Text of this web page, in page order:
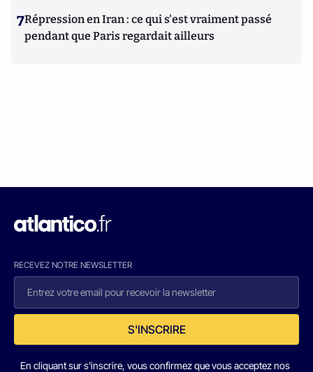
7Répression en Iran : ce qui s'est vraiment passé
pendant que Paris regardait ailleurs
RECEVEZ NOTRE NEWSLETTER
S'INSCRIRE
En cliquant sur s'inscrire, vous confirmez que vous acceptez nos